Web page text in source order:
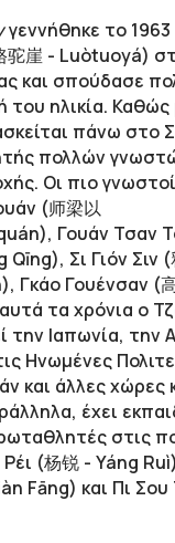
γεννήθηκε το
驼崖 - Luòtuoyá)
και σπούδασε
του ηλικία. Καθώς
πάνω στο
πολλών
Οι πιο
(师梁以
Γουάν Τσαν
Qīng), Σι Γιόν Σιν (
Γκάο Γουένσαν (
τα χρόνια ο
την Ιαπωνία, την
Ηνωμένες
και άλλες χώρες
έχει
στις
(杨锐 - Yáng
Fāng) και Πι Σου